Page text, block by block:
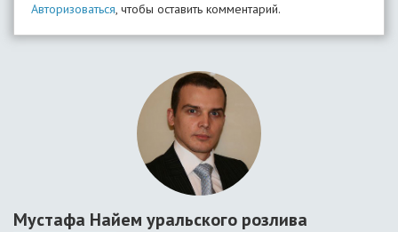
Авторизоваться, чтобы оставить комментарий.
Мустафа Найем уральского розлива